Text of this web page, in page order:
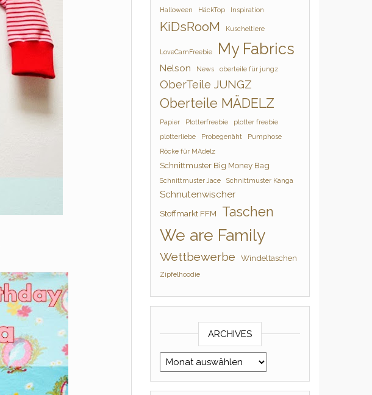
Halloween HäckTop Inspiration
KiDsRooM Kuscheltiere
LoveCamFreebie My Fabrics
Nelson News oberteile für jungz
OberTeile JUNGZ
Oberteile MÄDELZ
Papier Plotterfreebie
plotter freebie
plotterliebe
Probegenäht
Pumphose
Röcke für MAdelz
Schnittmuster Big Money Bag
Schnittmuster Jace Schnittmuster Kanga
Schnutenwischer
Stoffmarkt FFM Taschen
We are Family
Wettbewerbe Windeltaschen
Zipfelhoodie
ARCHIVES
Archives